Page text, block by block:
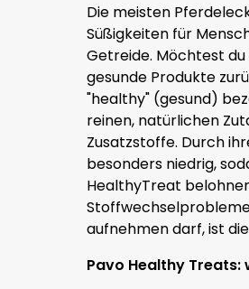
Die meisten
Süßigkeiten für
Getreide. Möchtest
gesunde Produkte
"healthy" (gesund)
reinen, natürlichen
Zusatzstoffe. Durch
besonders niedrig,
HealthyTreat
aufnehmen darf, ist
Pavo Healthy Treats: